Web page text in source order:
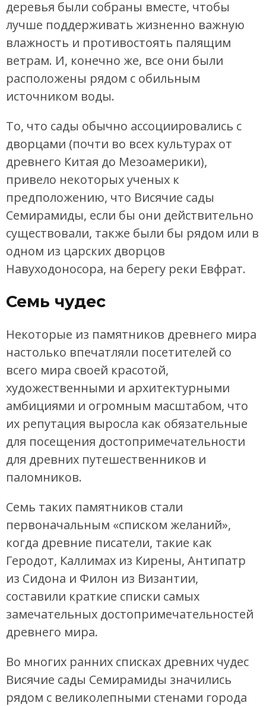
деревья были собраны вместе, чтобы
лучше поддерживать жизненно важную
влажность и противостоять палящим
ветрам. И, конечно же, все они были
расположены рядом с обильным
источником воды.
То, что сады обычно ассоциировались с
дворцами (почти во всех культурах от
древнего Китая до Мезоамерики),
привело некоторых ученых к
предположению, что Висячие сады
Семирамиды, если бы они действительно
существовали, также были бы рядом или в
одном из царских дворцов
Навуходоносора, на берегу реки Евфрат.
Семь чудес
Некоторые из памятников древнего мира
настолько впечатляли посетителей со
всего мира своей красотой,
художественными и архитектурными
амбициями и огромным масштабом, что
их репутация выросла как обязательные
для посещения достопримечательности
для древних путешественников и
паломников.
Семь таких памятников стали
первоначальным «списком желаний»,
когда древние писатели, такие как
Геродот, Каллимах из Кирены, Антипатр
из Сидона и Филон из Византии,
составили краткие списки самых
замечательных достопримечательностей
древнего мира.
Во многих ранних списках древних чудес
Висячие сады Семирамиды значились
рядом с великолепными стенами города